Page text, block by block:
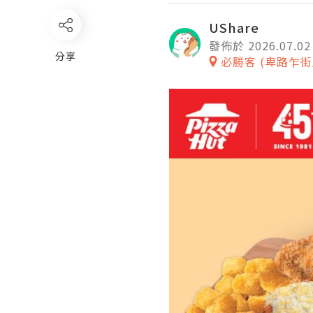
UShare
發佈於 2026.07.02
必勝客 (卑路乍
分享